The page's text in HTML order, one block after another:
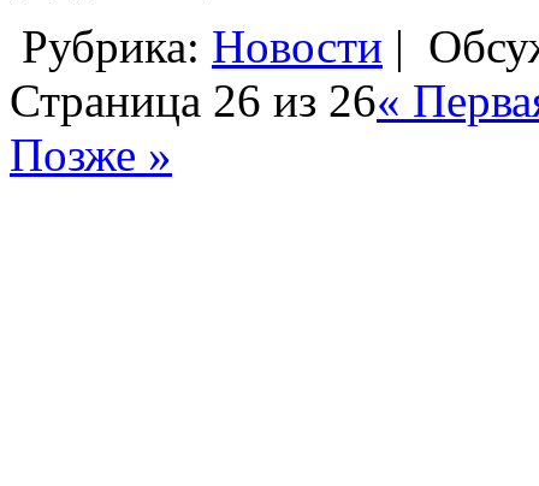
Рубрика: Новости |
Страница 26 из 26«
Позже »